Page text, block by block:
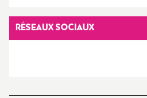
RÉSEAUX SOCIAUX